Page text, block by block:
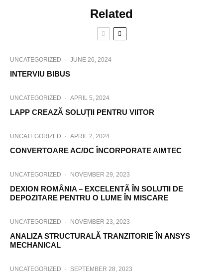
Related
UNCATEGORIZED · JUNE 26, 2024
INTERVIU BIBUS
UNCATEGORIZED · APRIL 5, 2024
LAPP CREAZĂ SOLUȚII PENTRU VIITOR
UNCATEGORIZED · APRIL 2, 2024
CONVERTOARE AC/DC ÎNCORPORATE AIMTEC
UNCATEGORIZED · NOVEMBER 29, 2023
DEXION ROMÂNIA – EXCELENTÃ ÎN SOLUTII DE
DEPOZITARE PENTRU O LUME ÎN MISCARE
UNCATEGORIZED · NOVEMBER 23, 2023
ANALIZA STRUCTURALĂ TRANZITORIE ÎN ANSYS
MECHANICAL
UNCATEGORIZED · SEPTEMBER 28, 2023